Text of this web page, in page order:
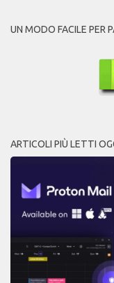
UN MODO FACILE PER
ARTICOLI PIÙ LETTI